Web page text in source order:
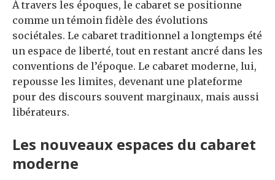
À travers les époques, le cabaret se positionne
comme un témoin fidèle des évolutions
sociétales. Le cabaret traditionnel a longtemps été
un espace de liberté, tout en restant ancré dans les
conventions de l’époque. Le cabaret moderne, lui,
repousse les limites, devenant une plateforme
pour des discours souvent marginaux, mais aussi
libérateurs.
Les nouveaux espaces du cabaret
moderne